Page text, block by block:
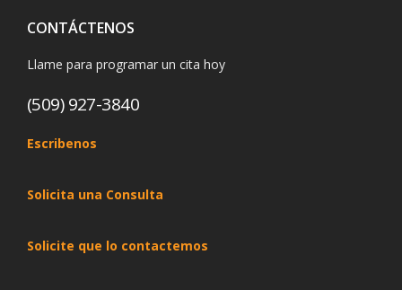
CONTÁCTENOS
Llame para programar un cita hoy
(509) 927-3840
Escribenos
Solicita una Consulta
Solicite que lo contactemos